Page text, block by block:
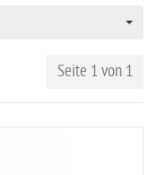
Seite 1 von 1